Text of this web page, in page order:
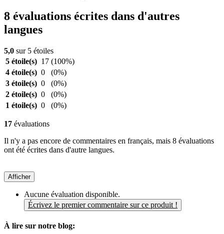
8 évaluations écrites dans d'autres
langues
5,0 sur 5 étoiles
5 étoile(s) 17 (100%)
4 étoile(s) 0
(0%)
3 étoile(s) 0
(0%)
2 étoile(s) 0
(0%)
1 étoile(s) 0 (0%)
17 évaluations
Il n'y a pas encore de commentaires en français, mais 8 évaluations
ont été écrites dans d'autre langues.
Afficher
Aucune évaluation disponible.
Écrivez le premier commentaire sur ce produit !
À lire sur notre blog: